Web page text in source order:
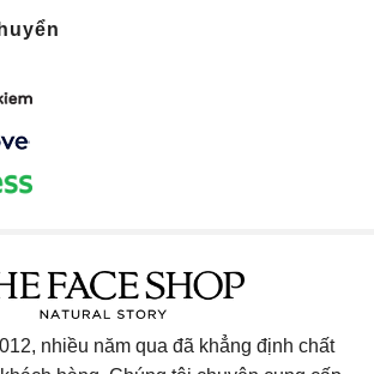
nhiều năm qua đã khẳng định chất